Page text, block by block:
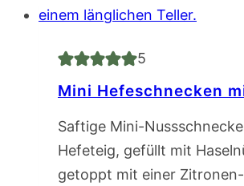
5
Mini Hefeschnecken
Saftige Mini-
Hefeteig, gefüllt mit
getoppt mit einer